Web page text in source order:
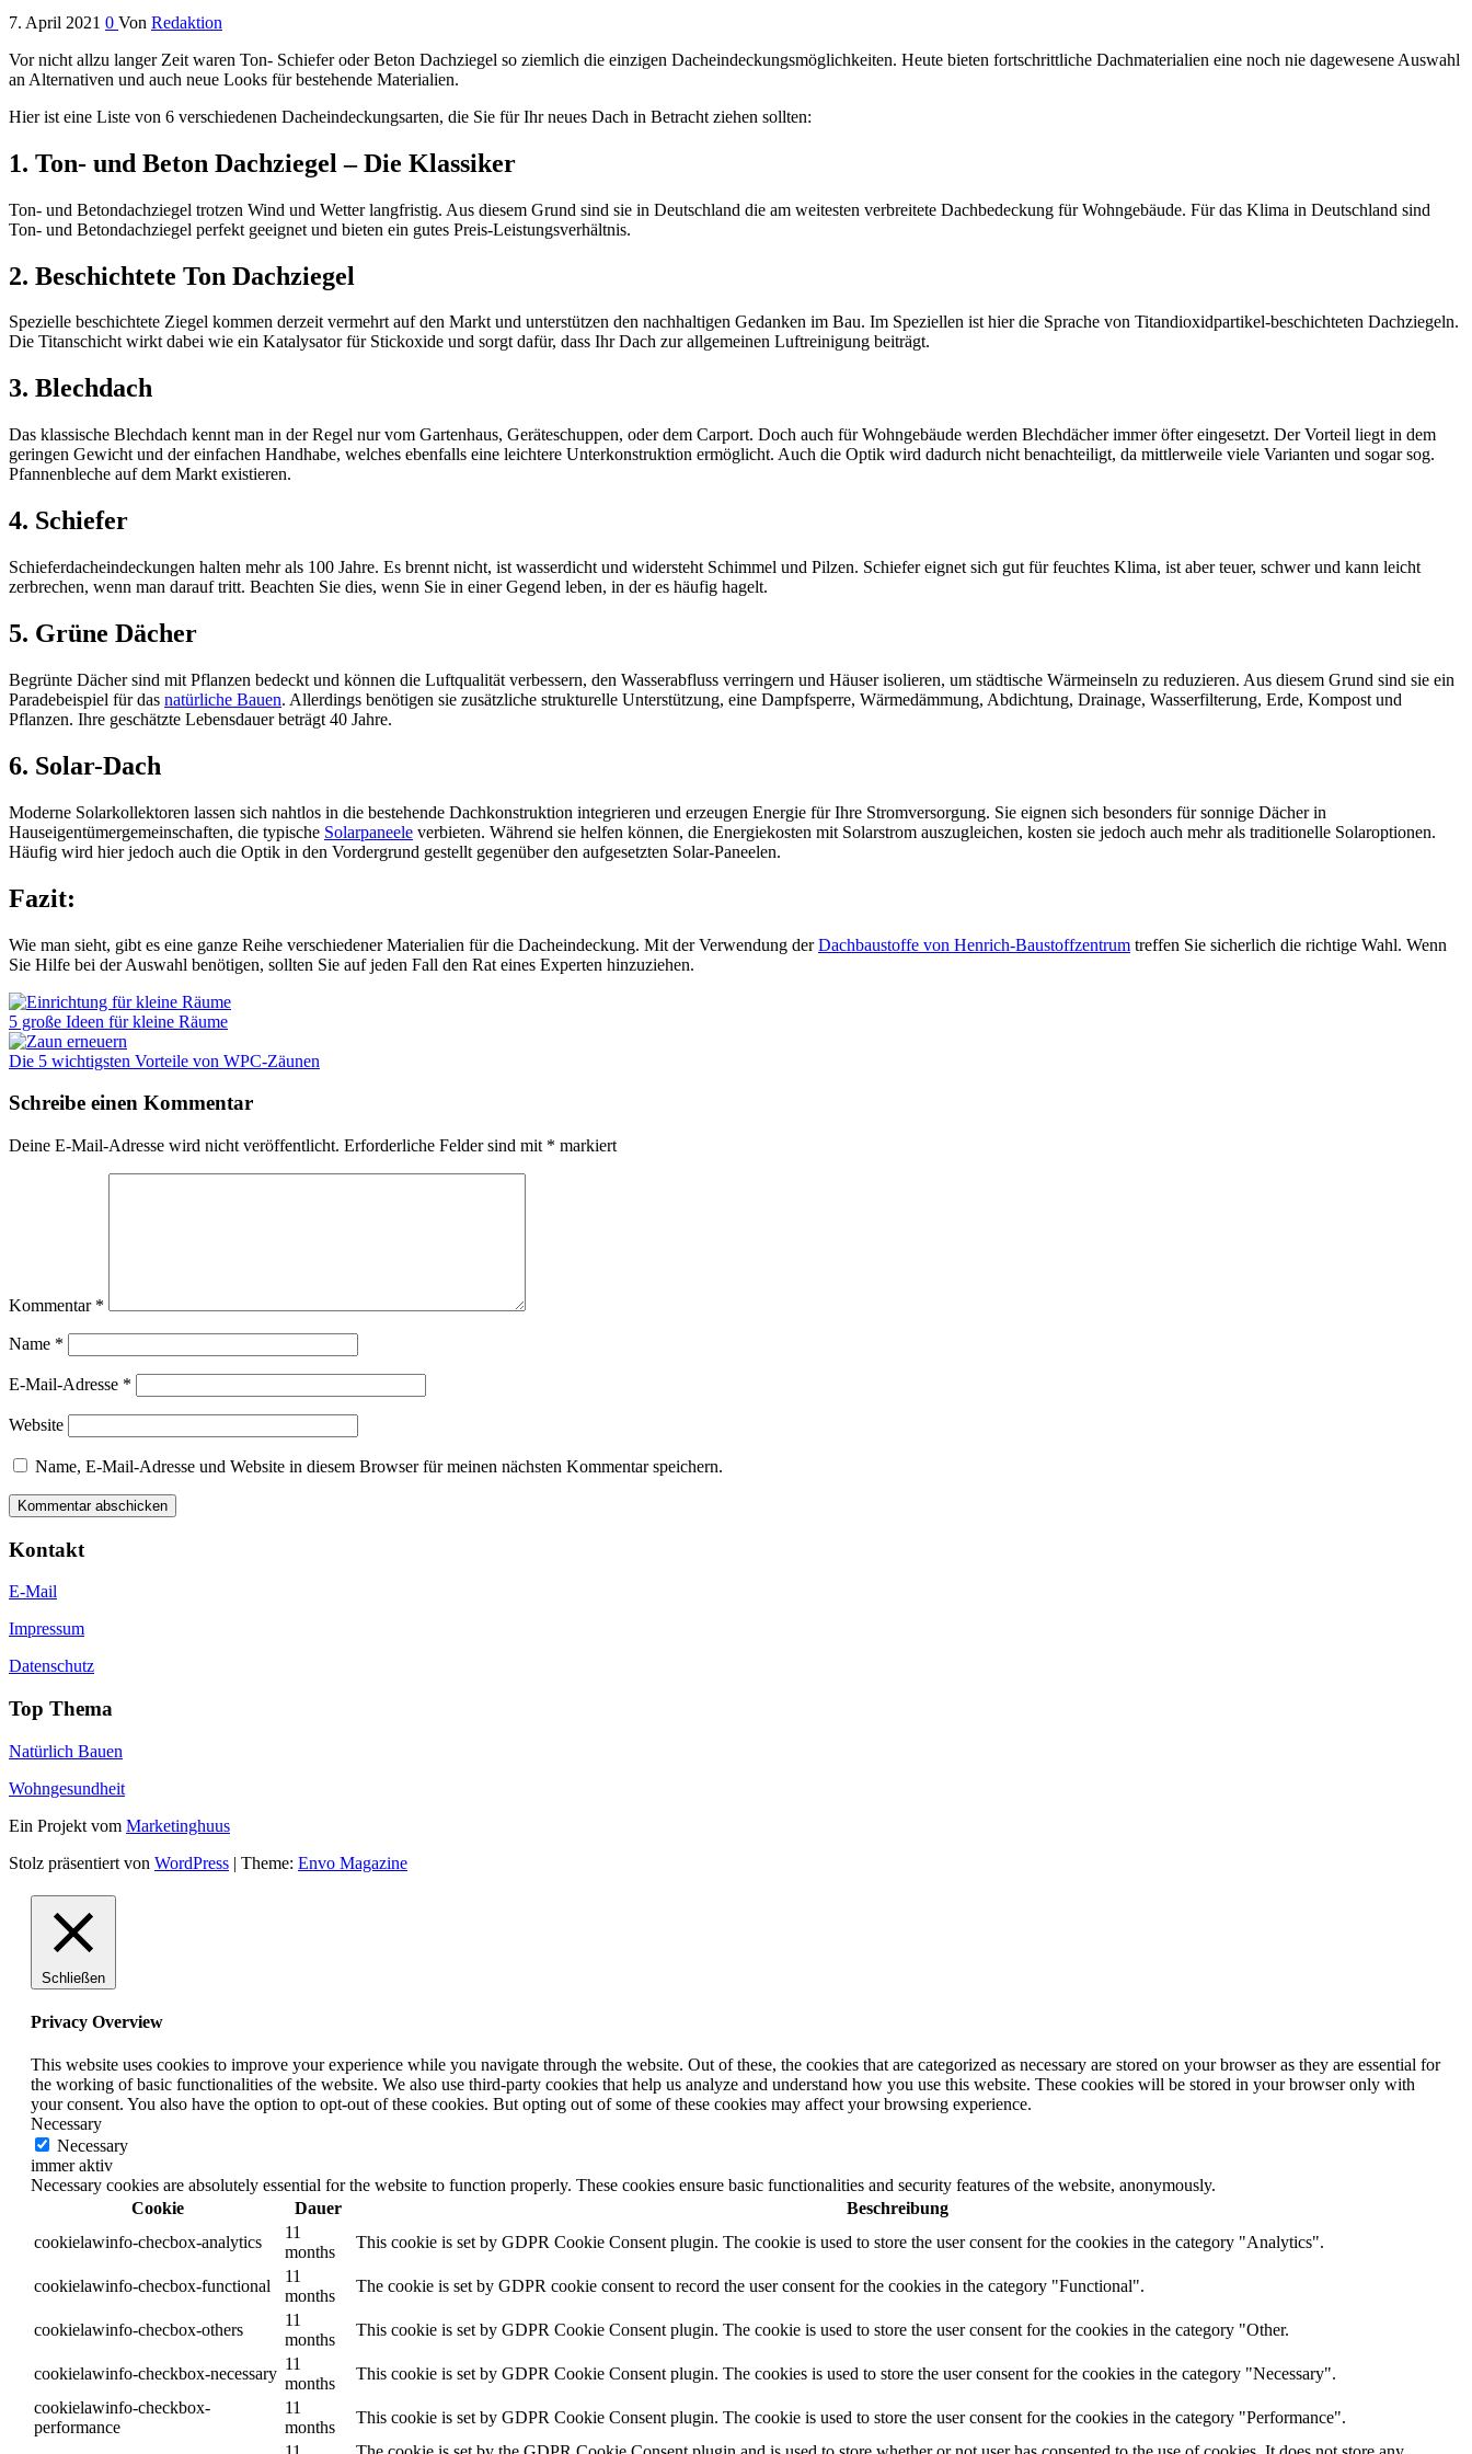
7. April 2021 0 Von Redaktion
Vor nicht allzu langer Zeit waren Ton- Schiefer oder Beton Dachziegel so ziemlich die einzigen Dacheindeckungsmöglichkeiten. Heute bieten fortschrittliche Dachmaterialien eine noch nie dagewesene Auswahl
an Alternativen und auch neue Looks für bestehende Materialien.
Hier ist eine Liste von 6 verschiedenen Dacheindeckungsarten, die Sie für Ihr neues Dach in Betracht ziehen sollten:
1. Ton- und Beton Dachziegel – Die Klassiker
Ton- und Betondachziegel trotzen Wind und Wetter langfristig. Aus diesem Grund sind sie in Deutschland die am weitesten verbreitete Dachbedeckung für Wohngebäude. Für das Klima in Deutschland sind
Ton- und Betondachziegel perfekt geeignet und bieten ein gutes Preis-Leistungsverhältnis.
2. Beschichtete Ton Dachziegel
Spezielle beschichtete Ziegel kommen derzeit vermehrt auf den Markt und unterstützen den nachhaltigen Gedanken im Bau. Im Speziellen ist hier die Sprache von Titandioxidpartikel-beschichteten Dachziegeln.
Die Titanschicht wirkt dabei wie ein Katalysator für Stickoxide und sorgt dafür, dass Ihr Dach zur allgemeinen Luftreinigung beiträgt.
3. Blechdach
Das klassische Blechdach kennt man in der Regel nur vom Gartenhaus, Geräteschuppen, oder dem Carport. Doch auch für Wohngebäude werden Blechdächer immer öfter eingesetzt. Der Vorteil liegt in dem
geringen Gewicht und der einfachen Handhabe, welches ebenfalls eine leichtere Unterkonstruktion ermöglicht. Auch die Optik wird dadurch nicht benachteiligt, da mittlerweile viele Varianten und sogar sog.
Pfannenbleche auf dem Markt existieren.
4. Schiefer
Schieferdacheindeckungen halten mehr als 100 Jahre. Es brennt nicht, ist wasserdicht und widersteht Schimmel und Pilzen. Schiefer eignet sich gut für feuchtes Klima, ist aber teuer, schwer und kann leicht
zerbrechen, wenn man darauf tritt. Beachten Sie dies, wenn Sie in einer Gegend leben, in der es häufig hagelt.
5. Grüne Dächer
Begrünte Dächer sind mit Pflanzen bedeckt und können die Luftqualität verbessern, den Wasserabfluss verringern und Häuser isolieren, um städtische Wärmeinseln zu reduzieren. Aus diesem Grund sind sie ein
Paradebeispiel für das natürliche Bauen. Allerdings benötigen sie zusätzliche strukturelle Unterstützung, eine Dampfsperre, Wärmedämmung, Abdichtung, Drainage, Wasserfilterung, Erde, Kompost und
Pflanzen. Ihre geschätzte Lebensdauer beträgt 40 Jahre.
6. Solar-Dach
Moderne Solarkollektoren lassen sich nahtlos in die bestehende Dachkonstruktion integrieren und erzeugen Energie für Ihre Stromversorgung. Sie eignen sich besonders für sonnige Dächer in
Hauseigentümergemeinschaften, die typische Solarpaneele verbieten. Während sie helfen können, die Energiekosten mit Solarstrom auszugleichen, kosten sie jedoch auch mehr als traditionelle Solaroptionen.
Häufig wird hier jedoch auch die Optik in den Vordergrund gestellt gegenüber den aufgesetzten Solar-Paneelen.
Fazit:
Wie man sieht, gibt es eine ganze Reihe verschiedener Materialien für die Dacheindeckung. Mit der Verwendung derDachbaustoffe von Henrich-Baustoffzentrum treffen Sie sicherlich die richtige Wahl. Wenn
Sie Hilfe bei der Auswahl benötigen, sollten Sie auf jeden Fall den Rat eines Experten hinzuziehen.
5 große Ideen für kleine Räume
Die 5 wichtigsten Vorteile von WPC-Zäunen
Schreibe einen Kommentar
Deine E-Mail-Adresse wird nicht veröffentlicht. Erforderliche Felder sind mit * markiert
Kommentar *
Name *
E-Mail-Adresse *
Website
Name, E-Mail-Adresse und Website in diesem Browser für meinen nächsten Kommentar speichern.
Kontakt
E-Mail
Impressum
Datenschutz
Top Thema
Natürlich Bauen
Wohngesundheit
Ein Projekt vom Marketinghuus
Stolz präsentiert von WordPress | Theme: Envo Magazine
Schließen
Privacy Overview
This website uses cookies to improve your experience while you navigate through the website. Out of these, the cookies that are categorized as necessary are stored on your browser as they are essential for
the working of basic functionalities of the website. We also use third-party cookies that help us analyze and understand how you use this website. These cookies will be stored in your browser only with
your consent. You also have the option to opt-out of these cookies. But opting out of some of these cookies may affect your browsing experience.
Necessary
Necessary
immer aktiv
Necessary cookies are absolutely essential for the website to function properly. These cookies ensure basic functionalities and security features of the website, anonymously.
Cookie
Dauer
Beschreibung
cookielawinfo-checbox-analytics
11
months
This cookie is set by GDPR Cookie Consent plugin. The cookie is used to store the user consent for the cookies in the category "Analytics".
cookielawinfo-checbox-functional
11
months
The cookie is set by GDPR cookie consent to record the user consent for the cookies in the category "Functional".
cookielawinfo-checbox-others
11
months
This cookie is set by GDPR Cookie Consent plugin. The cookie is used to store the user consent for the cookies in the category "Other.
cookielawinfo-checkbox-necessary
11
months
This cookie is set by GDPR Cookie Consent plugin. The cookies is used to store the user consent for the cookies in the category "Necessary".
cookielawinfo-checkbox-
performance
11
months
This cookie is set by GDPR Cookie Consent plugin. The cookie is used to store the user consent for the cookies in the category "Performance".